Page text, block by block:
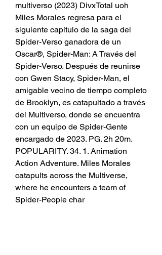
multiverso (2023) DivxTotal uoh
Miles Morales regresa para el
siguiente capítulo de la saga del
Spider-Verso ganadora de un
Oscar®, Spider-Man: A Través del
Spider-Verso. Después de reunirse
con Gwen Stacy, Spider-Man, el
amigable vecino de tiempo completo
de Brooklyn, es catapultado a través
del Multiverso, donde se encuentra
con un equipo de Spider-Gente
encargado de 2023. PG. 2h 20m.
POPULARITY. 34. 1. Animation
Action Adventure. Miles Morales
catapults across the Multiverse,
where he encounters a team of
Spider-People char